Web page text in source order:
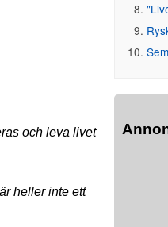
och leva livet
heller inte ett